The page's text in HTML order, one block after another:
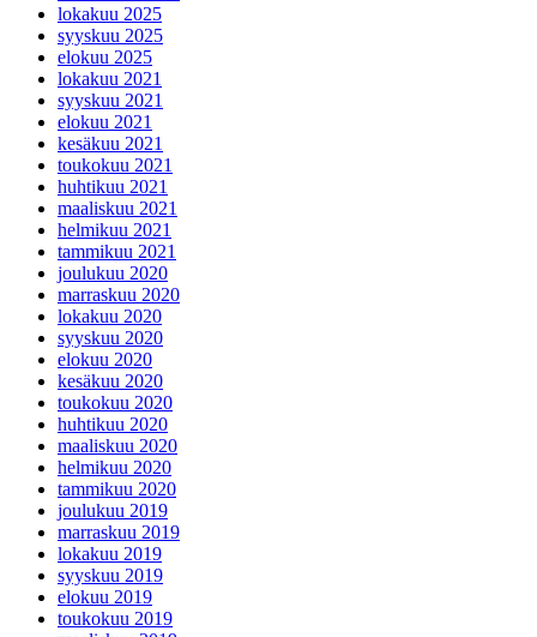
lokakuu 2025
syyskuu 2025
elokuu 2025
lokakuu 2021
syyskuu 2021
elokuu 2021
kesäkuu 2021
toukokuu 2021
huhtikuu 2021
maaliskuu 2021
helmikuu 2021
tammikuu 2021
joulukuu 2020
marraskuu 2020
lokakuu 2020
syyskuu 2020
elokuu 2020
kesäkuu 2020
toukokuu 2020
huhtikuu 2020
maaliskuu 2020
helmikuu 2020
tammikuu 2020
joulukuu 2019
marraskuu 2019
lokakuu 2019
syyskuu 2019
elokuu 2019
toukokuu 2019